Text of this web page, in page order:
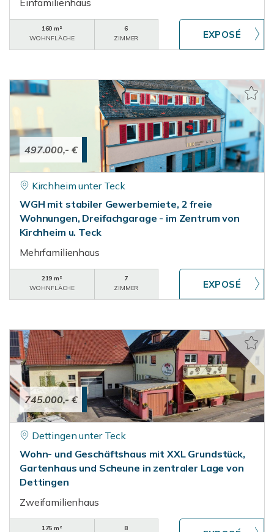
Einfamilienhaus
160 m²
WOHNFLÄCHE
6
ZIMMER
497.000,- €
Kirchheim unter Teck
WGH mit stabiler Gewerbemiete, 2 freie
Wohnungen, Dreifachgarage - im Zentrum von
Kirchheim u. Teck
Mehrfamilienhaus
219 m²
WOHNFLÄCHE
7
ZIMMER
745.000,- €
Dettingen unter Teck
Wohn- und Geschäftshaus mit XXL Grundstück,
Gartenhaus und Scheune in zentraler Lage von
Dettingen
Zweifamilienhaus
175 m²
8